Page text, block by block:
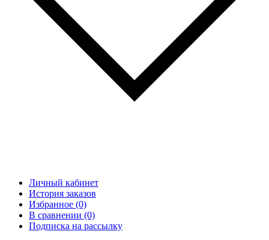
Личный кабинет
История заказов
Избранное (0)
В сравнении (0)
Подписка на рассылку